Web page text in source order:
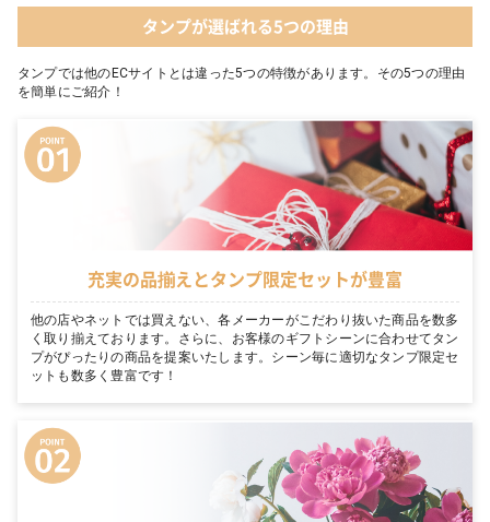
タンプが選ばれる5つの理由
タンプでは他のECサイトとは違った5つの特徴があります。その5つの理由
を簡単にご紹介！
充実の品揃えとタンプ限定セットが豊富
他の店やネットでは買えない、各メーカーがこだわり抜いた商品を数多
く取り揃えております。さらに、お客様のギフトシーンに合わせてタン
プがぴったりの商品を提案いたします。シーン毎に適切なタンプ限定セ
ットも数多く豊富です！